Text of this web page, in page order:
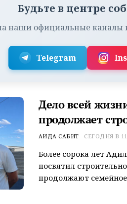
Будьте в центре
наши официальные каналы
Telegram
Дело всей
продолжает
АИДА САБИТ СЕГОДНЯ В
Более сорока лет
посвятил
продолжают семейное